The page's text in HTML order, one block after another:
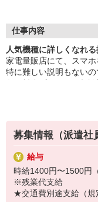
ずっと先まで役に立ち
丁寧な研修もあるので
みなさんから働きやす
最新アプリ事情やお得
スマホの裏ワザを学べ
￣￣￣￣￣￣￣￣￣￣
▼オフィスワーク
事務、経理、データ
▼工場・製造・軽作業系
機械/食品製造・梱包
▼美容系
眉毛サロンのアイブ
▼営業・販売
仕事内容
人気機種に詳しくなれ
家電量販店にて、スマ
特に難しい説明もないの
満足度◎
■携帯やインターネット
docomo(ドコモ)/au(エ
の大手キャリアから
ワイモバイル
広く紹介可能♪
募集情報（派遣社
給与
時給1400円〜1500円
※残業代支給
★交通費別途支給（規